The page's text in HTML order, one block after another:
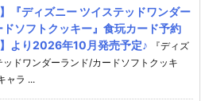
】『ディズニー ツイステッドワンダー
ソフトクッキー』食玩カード予約
】より2026年10月発売予定♪
『ディズ
ッドワンダーランド/カードソフトクッキ
ャラ ...